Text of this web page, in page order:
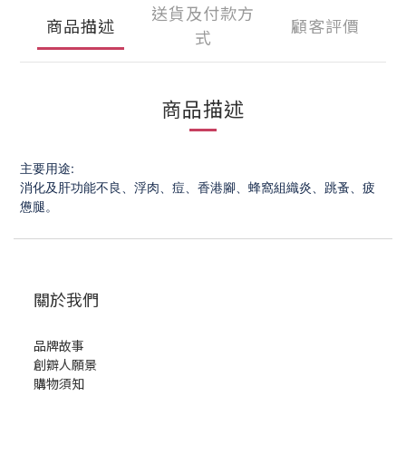
商品描述
送貨及付款方
式
顧客評價
商品描述
主要用途:
消化及肝功能不良、浮肉、痘、香港腳、蜂窩組織炎、跳蚤、疲
憊腿。
關於我們
品牌故事
創辧人願景
購物須知